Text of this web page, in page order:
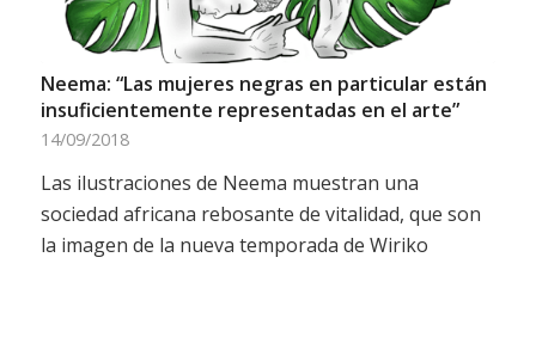
Neema: “Las mujeres negras en particular están
insuficientemente representadas en el arte”
14/09/2018
Las ilustraciones de Neema muestran una
sociedad africana rebosante de vitalidad, que son
la imagen de la nueva temporada de Wiriko